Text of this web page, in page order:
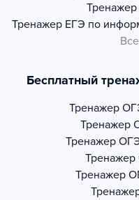
Тренажер
Тренажер ЕГЭ по
Бесплатный
Тренажер
Тренажер
Тренажер
Тренажер
Тренажер